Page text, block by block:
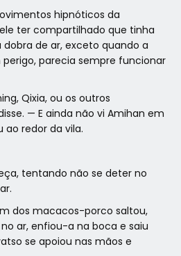
hipnóticos da
ter compartilhado que tinha
de ar, exceto quando a
perigo, parecia sempre funcionar
Qixia, ou os outros
— E ainda não vi Amihan em
redor da vila.
tentando não se deter no
dos macacos-porco saltou,
ar, enfiou-a na boca e saiu
se apoiou nas mãos e